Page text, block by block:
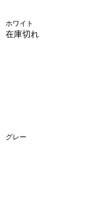
ホワイト
在庫切れ
グレー